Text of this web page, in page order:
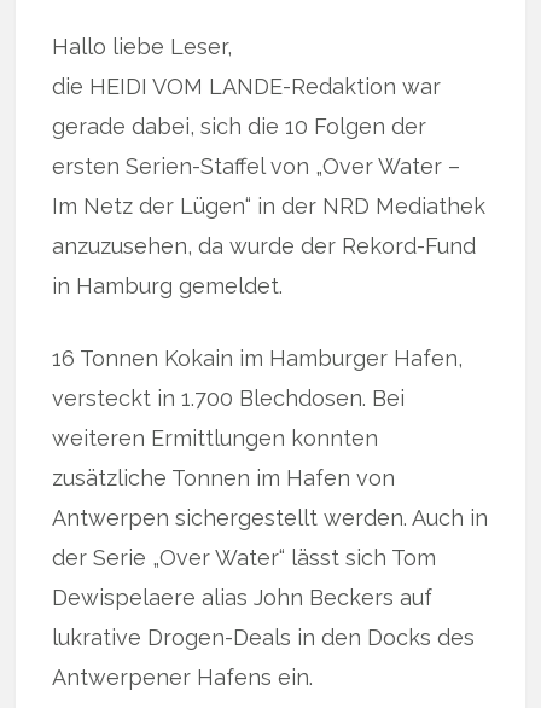
Hallo liebe Leser,
die HEIDI VOM LANDE-Redaktion war
gerade dabei, sich die 10 Folgen der
ersten Serien-Staffel von „Over Water –
Im Netz der Lügen“ in der NRD Mediathek
anzuzusehen, da wurde der Rekord-Fund
in Hamburg gemeldet.
16 Tonnen Kokain im Hamburger Hafen,
versteckt in 1.700 Blechdosen. Bei
weiteren Ermittlungen konnten
zusätzliche Tonnen im Hafen von
Antwerpen sichergestellt werden. Auch in
der Serie „Over Water“ lässt sich Tom
Dewispelaere alias John Beckers auf
lukrative Drogen-Deals in den Docks des
Antwerpener Hafens ein.